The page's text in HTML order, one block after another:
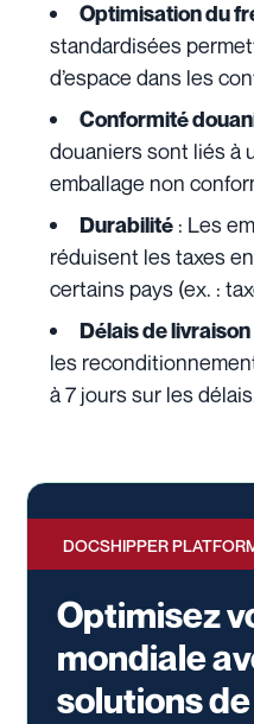
Optimisation du
standardisées
d’espace dans les
Conformité
douaniers sont liés à
emballage non
Durabilité : Les
réduisent les taxes
certains pays (ex. :
Délais de livraison
les
à 7 jours sur les
DOCSHIPPER
Optimisez
mondiale
solutions